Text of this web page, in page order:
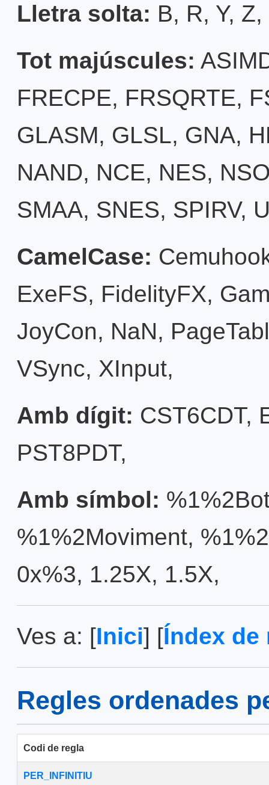
Lletra solta: B, R, Y, Z,
Tot majúscules:
FRECPE, FRSQRTE,
GLASM, GLSL, GNA,
NAND, NCE, NES,
SMAA, SNES, SPIRV,
CamelCase:
ExeFS, FidelityFX,
JoyCon, NaN,
VSync, XInput,
Amb dígit: CST6CDT,
PST8PDT,
Amb símbol:
%1%2Moviment,
0x%3, 1.25X, 1.5X,
Ves a: [Inici] [Índex de
Regles ordenades
Codi de regla
PER_INFINITIU